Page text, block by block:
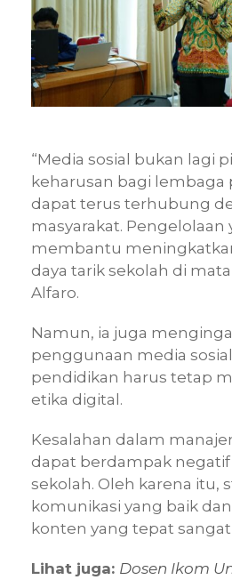
“Media sosial bukan lagi
keharusan bagi lembaga
dapat terus terhubung
masyarakat. Pengelolaan
membantu
daya tarik sekolah di
Alfaro.
Namun, ia juga
penggunaan media
pendidikan harus tetap
etika digital.
Kesalahan dalam
dapat berdampak
sekolah. Oleh karena itu,
komunikasi yang baik
konten yang tepat
Lihat juga: Dosen Ikom